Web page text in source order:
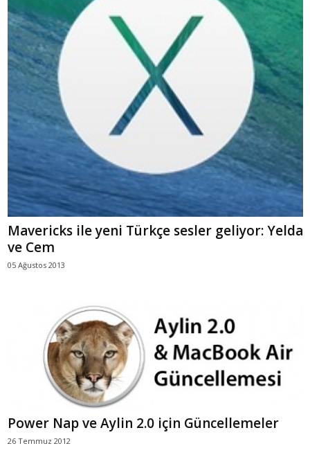
Mavericks ile yeni Türkçe sesler geliyor: Yelda
ve Cem
05 Ağustos 2013
Power Nap ve Aylin 2.0 için Güncellemeler
26 Temmuz 2012